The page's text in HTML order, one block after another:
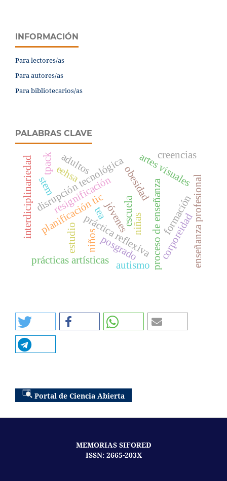
INFORMACIÓN
Para lectores/as
Para autores/as
Para bibliotecarios/as
PALABRAS CLAVE
escuela
práctica reflexiva
estudio proceso de enseñanza
planificación tic
disrupción tecnológica
prácticas artísticas
niños
obesidad
corporeidad
resignificación formación
niñas
stem artes visuales
adultos
jóvenes
posgrado enseñanza profesional
eehsa
interdiciplinariedad tea
autismo
creencias
tpack
Portal de Ciencia Abierta
MEMORIAS SIFORED
ISSN: 2665-203X